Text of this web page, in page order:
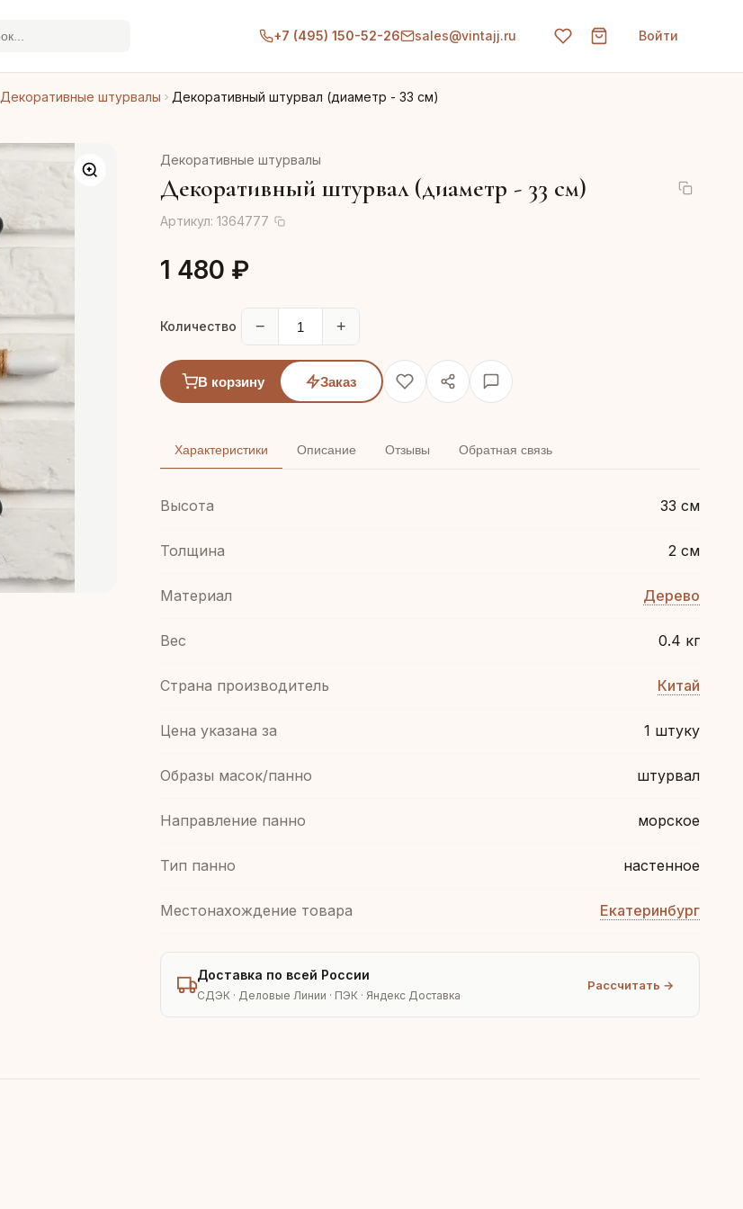
+7 (495) 150-52-26 sales@vintajj.ru Войти
Декоративные штурвалы Декоративный штурвал (диаметр - 33 см)
Декоративные штурвалы
Декоративный штурвал (диаметр - 33 см)
Артикул: 1364777
1 480 ₽
Количество − +
В корзину Заказ
Характеристики Описание Отзывы Обратная связь
Высота 33 см
Толщина 2 см
Материал Дерево
Вес 0.4 кг
Страна производитель Китай
Цена указана за 1 штуку
Образы масок/панно штурвал
Направление панно морское
Тип панно настенное
Местонахождение товара Екатеринбург
Доставка по всей России
СДЭК · Деловые Линии · ПЭК · Яндекс Доставка
Рассчитать →